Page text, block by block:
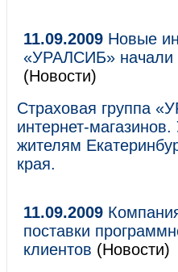
11.09.2009 Новые
«УРАЛСИБ» начали
(Новости)
Страховая группа
интернет-
жителям
края.
11.09.2009
поставки
клиентов (Новости)